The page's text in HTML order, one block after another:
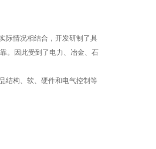
际情况相结合，开发研制了具
。因此受到了电力、冶金、石
结构、软、硬件和电气控制等